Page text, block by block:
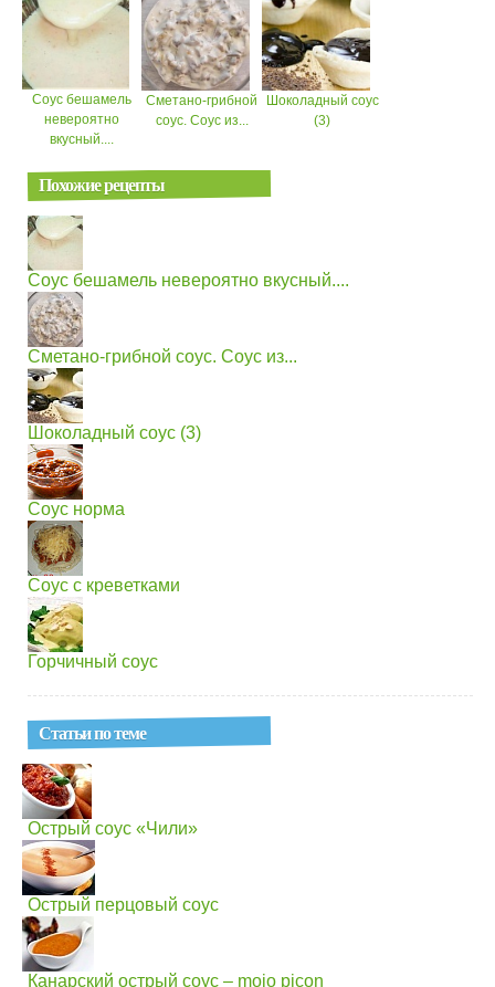
Соус бешамель
невероятно
вкусный....
Сметано-грибной
соус. Соус из...
Шоколадный соус
(3)
Похожие рецепты
Соус бешамель невероятно вкусный....
Сметано-грибной соус. Соус из...
Шоколадный соус (3)
Соус норма
Соус с креветками
Горчичный соус
Статьи по теме
Острый соус «Чили»
Острый перцовый соус
Канарский острый соус – mojo picon